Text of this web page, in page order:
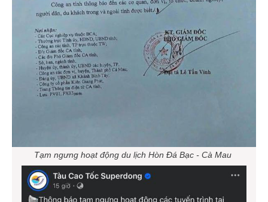
Tạm ngưng hoạt động du lịch Hòn Đá Bạc - Cà Mau